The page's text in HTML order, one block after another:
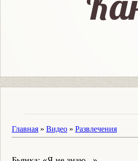
Главная » Видео » Развлечения